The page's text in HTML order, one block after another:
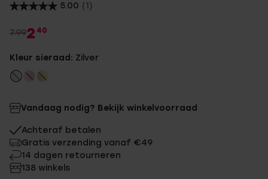
5.00 (1)
7.992 40
Kleur sieraad: Zilver
Vandaag nodig? Bekijk winkelvoorraad
Achteraf betalen
Gratis verzending vanaf €49
14 dagen retourneren
138 winkels